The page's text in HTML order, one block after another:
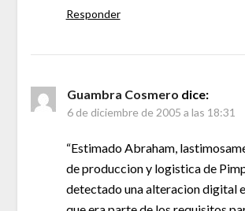
Responder
Guambra Cosmero dice:
6 de diciembre de 2005 a las 18:31
“Estimado Abraham,
de produccion y logistica de
detectado una alteracìon digital